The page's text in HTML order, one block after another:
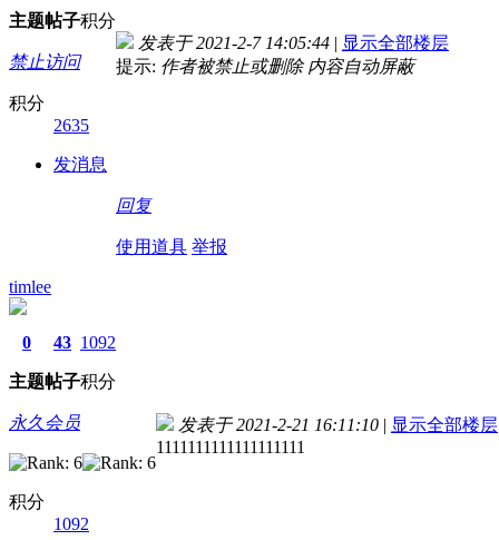
主题帖子积分
禁止访问
积分
2635
发消息
发表于 2021-2-7 14:05:44 | 显示全部楼层
提示: 作者被禁止或删除 内容自动屏蔽
回复
使用道具 举报
timlee
0
主题
43
帖子
1092
积分
永久会员
积分
1092
发表于 2021-2-21 16:11:10 | 显示全部楼层
1111111111111111111